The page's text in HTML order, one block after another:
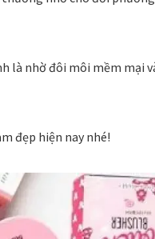
là nhờ đôi môi mềm mại
đẹp hiện nay nhé!